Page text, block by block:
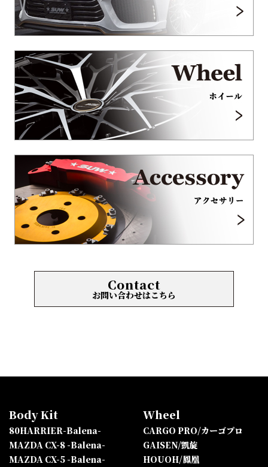
Contact
お問い合わせはこちら
Body Kit
80HARRIER-Balena-
MAZDA CX-8 -Balena-
MAZDA CX-5 -Balena-
Wheel
CARGO PRO/カーゴプロ
GAISEN/凱旋
HOUOH/鳳凰